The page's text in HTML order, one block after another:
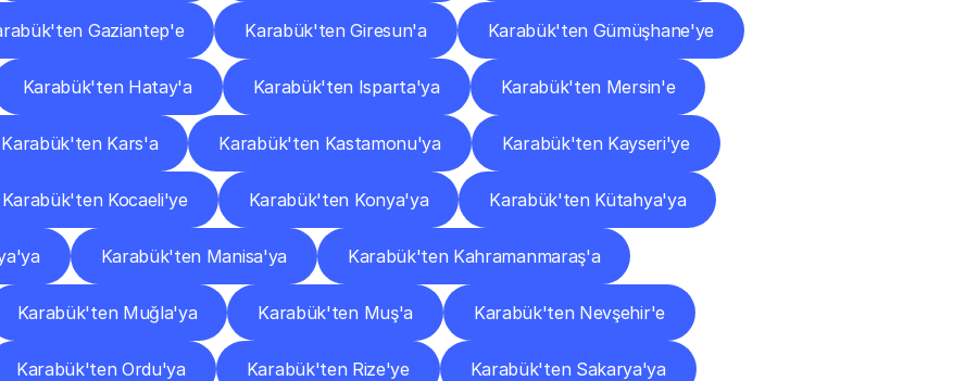
Gaziantep'e Karabük'ten Giresun'a Karabük'ten Gümüşhane'ye
Karabük'ten Hatay'a Karabük'ten Isparta'ya Karabük'ten Mersin'e
Karabük'ten Kars'a Karabük'ten Kastamonu'ya Karabük'ten Kayseri'ye
Karabük'ten Kocaeli'ye Karabük'ten Konya'ya Karabük'ten Kütahya'ya
Karabük'ten Manisa'ya Karabük'ten Kahramanmaraş'a
Karabük'ten Muğla'ya Karabük'ten Muş'a Karabük'ten Nevşehir'e
Karabük'ten Ordu'ya Karabük'ten Rize'ye Karabük'ten Sakarya'ya